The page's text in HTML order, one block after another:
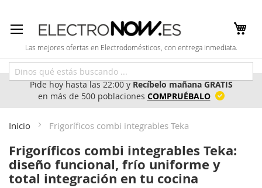
al
contenido
Las mejores ofertas en Electrodomésticos, con entrega inmediata.
Pide hoy hasta las 22:00 yRecíbelo mañana GRATIS
en más de 500 poblaciones COMPRUÉBALO
Inicio Frigoríficos combi integrables Teka
Frigoríficos combi integrables Teka:
diseño funcional, frío uniforme y
total integración en tu cocina